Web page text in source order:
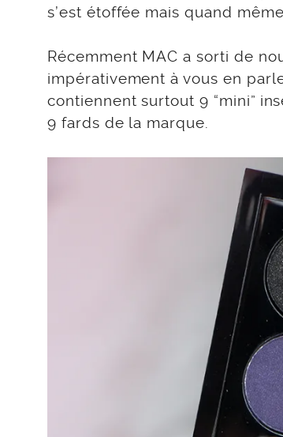
s’est étoffée mais quand
Récemment MAC a sorti de
impérativement à vous en
contiennent surtout 9 “mini”
9 fards de la marque.